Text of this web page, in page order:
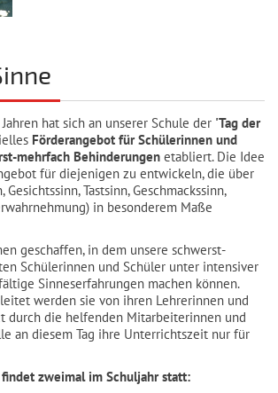
hat sich an unserer Schule der 'Tag der
Förderangebot für Schülerinnen und
mehrfach Behinderungen etabliert. Die Idee
für diejenigen zu entwickeln, die über
Tastsinn, Geschmackssinn,
in besonderem Maße
geschaffen, in dem unsere schwerst-
Schülerinnen und Schüler unter intensiver
Sinneserfahrungen machen können.
werden sie von ihren Lehrerinnen und
durch die helfenden Mitarbeiterinnen und
an diesem Tag ihre Unterrichtszeit nur für
findet zweimal im Schuljahr statt: